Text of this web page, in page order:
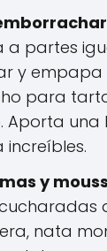
a partes
y empapa
para
Aporta una
y
nata